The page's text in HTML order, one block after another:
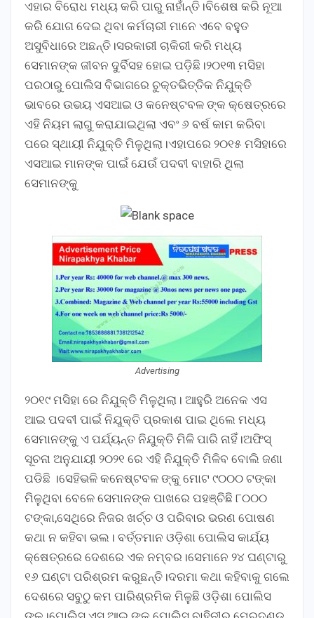
ଏହାର ବିରୋଧ ମଧ୍ୟ କରି ପାରୁ ନାହାଁନ୍ତି।ବିଶେଷ କରି ନୂଆ
କରି ଯୋଗ ଦେଇ ଥିବା କର୍ମଚାରୀ ମାନେ ଏବେ ବହୁତ
ଅସୁବିଧାରେ ଅଛନ୍ତି।ସରକାରୀ ଚାକିରୀ କରି ମଧ୍ୟ
ସେମାନଙ୍କ ଜୀବନ ଦୁର୍ବିସହ ହୋଇ ପଡ଼ିଛି।୨୦୧୩ ମସିହା
ପରଠାରୁ ପୋଲିସ ବିଭାଗରେ ଚୁକ୍ତଭିତ୍ତିକ ନିଯୁକ୍ତି
ଭାବରେ ଉଭୟ ଏସଆଇ ଓ କନେଷ୍ଟବଳ ଙ୍କ କ୍ଷେତ୍ରରେ
ଏହି ନିୟମ ଲାଗୁ କରାଯାଇଥିଲା ଏବଂ ୬ ବର୍ଷ କାମ କରିବା
ପରେ ସ୍ଥାୟୀ ନିଯୁକ୍ତି ମିଳୁଥିଲା।ଏହାପରେ ୨୦୧୫ ମସିହାରେ
ଏସଆଇ ମାନଙ୍କ ପାଇଁ ଯେଉଁ ପଦବୀ ବାହାରି ଥିଲା
ସେମାନଙ୍କୁ
Advertising
୨୦୧୯ ମସିହା ରେ ନିଯୁକ୍ତି ମିଳୁଥିଲା। ଆହୁରି ଅନେକ ଏସ
ଆଇ ପଦବୀ ପାଇଁ ନିଯୁକ୍ତି ପ୍ରକାଶ ପାଇ ଥିଲେ ମଧ୍ୟ
ସେମାନଙ୍କୁ ଏ ପର୍ଯ୍ୟନ୍ତ ନିଯୁକ୍ତି ମିଳି ପାରି ନାହିଁ।ଅଫିସ୍
ସୂଚନା ଅନୁଯାୟୀ ୨୦୨୧ ରେ ଏହି ନିଯୁକ୍ତି ମିଳିବ ବୋଲି ଜଣା
ପଡିଛି ।ସେହିଭଳି କନେଷ୍ଟବଳ ଙ୍କୁ ମୋଟ ୯୦୦୦ ଟଙ୍କା
ମିଳୁଥିବା ବେଳେ ସେମାନଙ୍କ ପାଖରେ ପହଞ୍ଚିଛି ୮୦୦୦
ଟଙ୍କା,ସେଥିରେ ନିଜର ଖର୍ଚ୍ଚ ଓ ପରିବାର ଭରଣ ପୋଷଣ
କଥା ନ କହିବା ଭଲ। ବର୍ତ୍ତମାନ ଓଡ଼ିଶା ପୋଲିସ କାର୍ଯ୍ୟ
କ୍ଷେତ୍ରରେ ଦେଶରେ ଏକ ନମ୍ବର।ସେମାନେ ୨୪ ଘଣ୍ଟାରୁ
୧୬ ଘଣ୍ଟା ପରିଶ୍ରମ କରୁଛନ୍ତି।ଦରମା କଥା କହିବାକୁ ଗଲେ
ଦେଶରେ ସବୁଠୁ କମ ପାରିଶ୍ରମିକ ମିଳୁଛି ଓଡ଼ିଶା ପୋଲିସ